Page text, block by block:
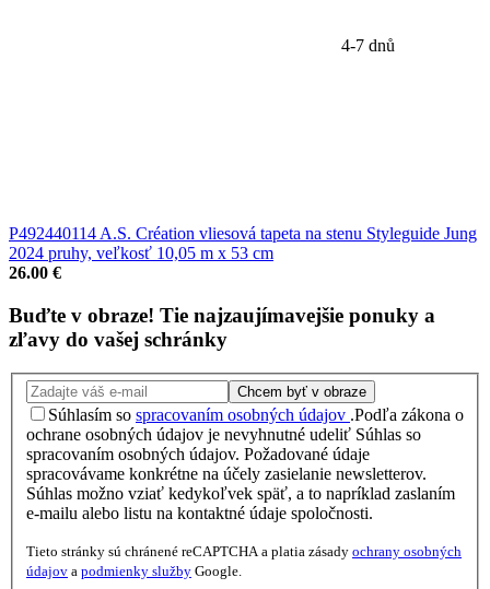
4-7 dnů
P492440114 A.S. Création vliesová tapeta na stenu Styleguide Jung
2024 pruhy, veľkosť 10,05 m x 53 cm
26.00 €
Buďte v obraze! Tie najzaujímavejšie ponuky a
zľavy do vašej schránky
Chcem byť v obraze
Súhlasím so spracovaním osobných údajov .Podľa zákona o
ochrane osobných údajov je nevyhnutné udeliť Súhlas so
spracovaním osobných údajov. Požadované údaje
spracovávame konkrétne na účely zasielanie newsletterov.
Súhlas možno vziať kedykoľvek späť, a to napríklad zaslaním
e-mailu alebo listu na kontaktné údaje spoločnosti.
Tieto stránky sú chránené reCAPTCHA a platia zásady ochrany osobných
údajov a podmienky služby Google.